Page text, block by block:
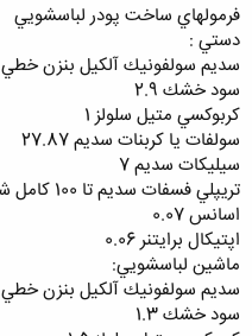
فرمولهاي ساخت پودر لباسشويي
دستي :
سديم سولفونيك آلكيل بنزن خطي 20.28 درصد
سود خشك 2.9
كربوكسي متيل سلولز 1
سولفات يا كربنات سديم 27.87
سيليكات سديم 7
تريپلي فسفات سديم تا 100 كامل شود
اسانس 0.07
اپتيكال برايتنر 0.06
ماشين لباسشويي:
سديم سولفونيك آلكيل بنزن خطي 9.76 درصد
سود خشك 1.3